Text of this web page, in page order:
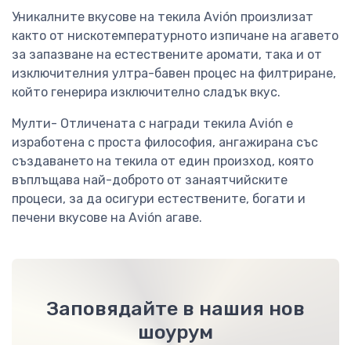
Уникалните вкусове на текила Avión произлизат
както от нискотемпературното изпичане на агавето
за запазване на естествените аромати, така и от
изключителния ултра-бавен процес на филтриране,
който генерира изключително сладък вкус.
Мулти- Отличената с награди текила Avión е
изработена с проста философия, ангажирана със
създаването на текила от един произход, която
въплъщава най-доброто от занаятчийските
процеси, за да осигури естествените, богати и
печени вкусове на Avión агаве.
Заповядайте в нашия нов
шоурум